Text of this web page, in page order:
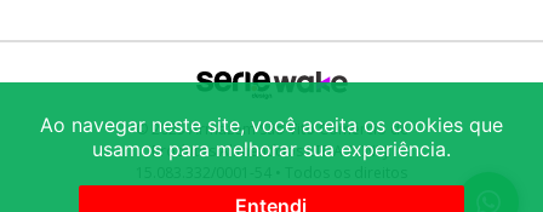
© 2025Armazém São Vito Comércio de
Produtos Alimentícios LTDA/ CNPJ:
Avenida Mercúrio 222
Ao navegar neste site, você aceita os cookies que
usamos para melhorar sua experiência.
Entendi